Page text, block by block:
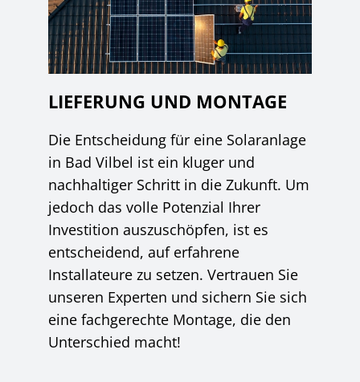
LIEFERUNG UND MONTAGE
Die Entscheidung für eine Solaranlage
in Bad Vilbel ist ein kluger und
nachhaltiger Schritt in die Zukunft. Um
jedoch das volle Potenzial Ihrer
Investition auszuschöpfen, ist es
entscheidend, auf erfahrene
Installateure zu setzen. Vertrauen Sie
unseren Experten und sichern Sie sich
eine fachgerechte Montage, die den
Unterschied macht!